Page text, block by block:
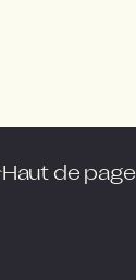
Haut de page